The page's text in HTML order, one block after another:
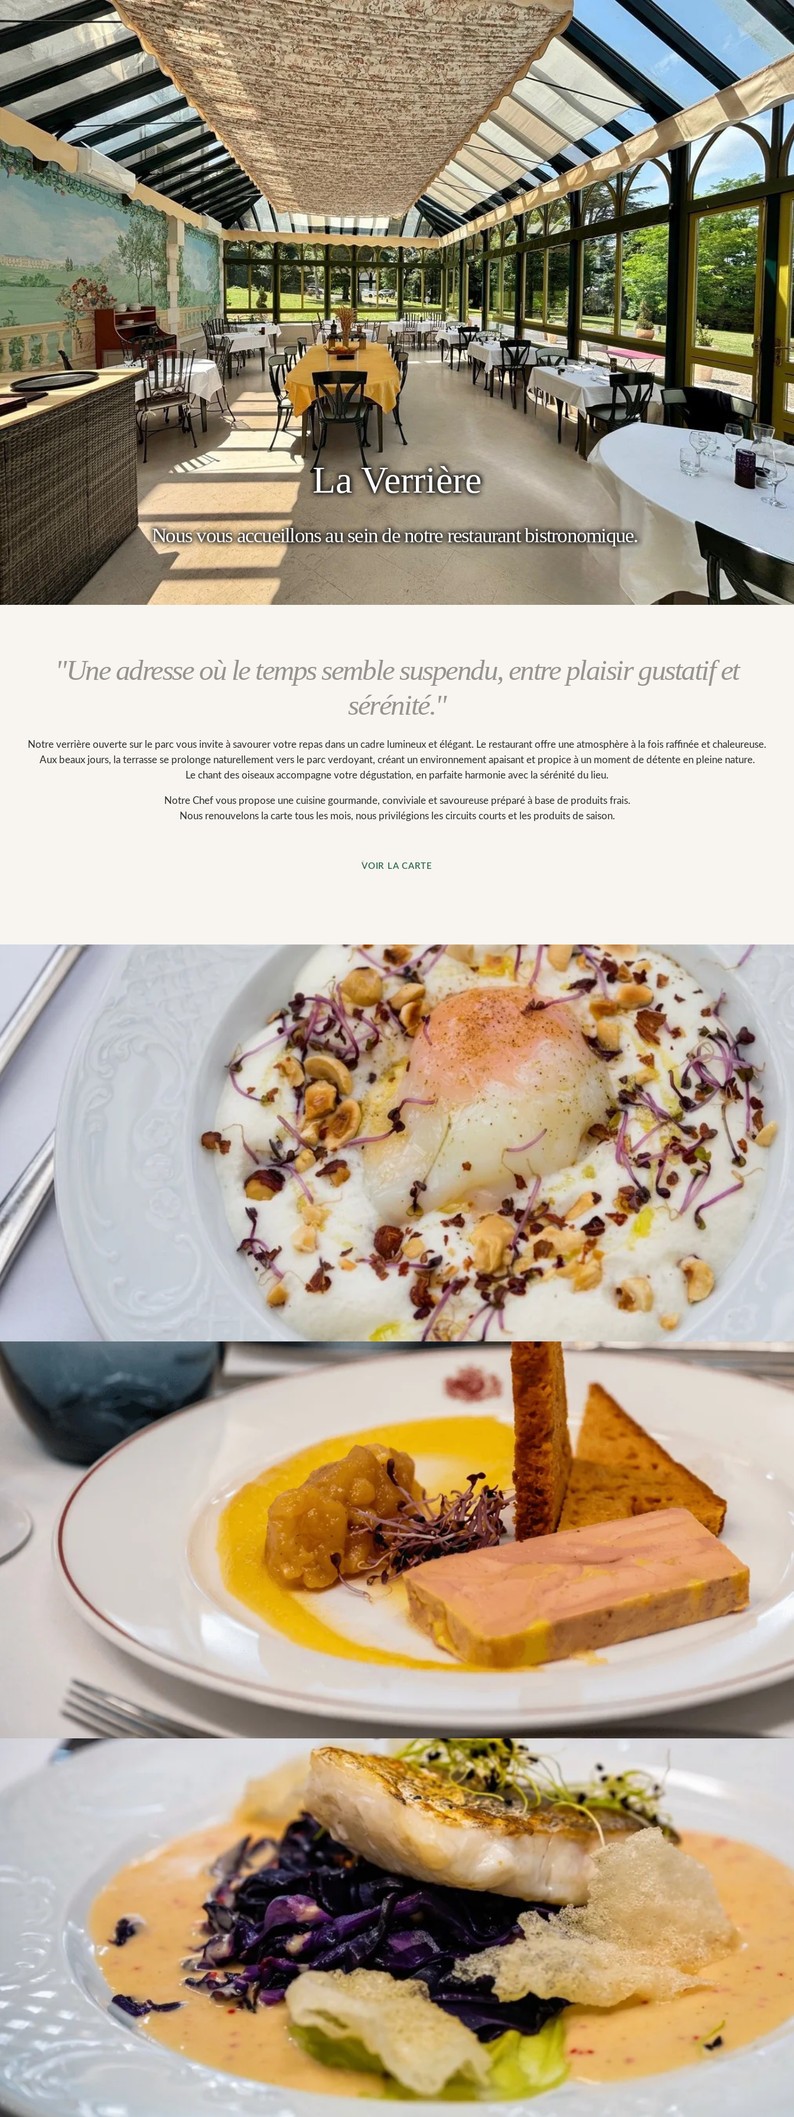
La Verrière
Nous vous accueillons au sein de notre restaurant bistronomique.
"Une adresseoù le temps semble suspendu, entreplaisir gustatifet
sérénité."
Notre verrière ouverte sur le parc vous invite à savourer votre repas dans un cadre lumineux et élégant. Le restaurant offre une atmosphère à la fois raffinée et chaleureuse.
Aux beaux jours, la terrasse se prolonge naturellement vers le parc verdoyant, créant un environnement apaisant et propice à un moment de détente en pleine nature.
Le chant des oiseaux accompagne votre dégustation, en parfaite harmonie avec la sérénité du lieu.
Notre Chef vous propose une cuisine gourmande, conviviale et savoureuse préparé à base de produits frais.
Nous renouvelons la carte tous les mois, nous privilégions les circuits courts et les produits de saison.
VOIR LA CARTE